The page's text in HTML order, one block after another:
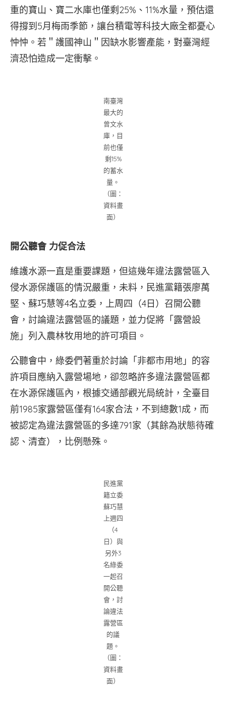
重的寶山、寶二水庫也僅剩25%、11%水量，預估還
得撐到5月梅雨季節，讓台積電等科技大廠全都憂心
忡忡。若＂護國神山＂因缺水影響產能，對臺灣經
濟恐怕造成一定衝擊。
南臺灣
最大的
曾文水
庫，目
前也僅
剩15%
的蓄水
量。
（圖：
資料畫
面）
開公聽會 力促合法
維護水源一直是重要課題，但這幾年違法露營區入
侵水源保護區的情況嚴重，未料，民進黨籍張廖萬
堅、蘇巧慧等4名立委，上周四（4日）召開公聽
會，討論違法露營區的議題，並力促將「露營設
施」列入農林牧用地的許可項目。
公聽會中，綠委們著重於討論「非都市用地」的容
許項目應納入露營場地，卻忽略許多違法露營區都
在水源保護區內，根據交通部觀光局統計，全臺目
前1985家露營區僅有164家合法，不到總數1成，而
被認定為違法露營區的多達791家（其餘為狀態待確
認、清查），比例懸殊。
民進黨
籍立委
蘇巧慧
上週四
（4
日）與
另外3
名綠委
一起召
開公聽
會，討
論違法
露營區
的議
題。
（圖：
資料畫
面）